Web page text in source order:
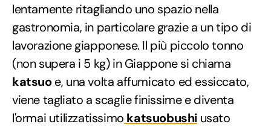
lentamente ritagliando uno spazio nella
gastronomia, in particolare grazie a un tipo di
lavorazione giapponese. Il più piccolo tonno
(non supera i 5 kg) in Giappone si chiama
katsuoe, una volta affumicato ed essiccato,
viene tagliato a scaglie finissime e diventa
l'ormai utilizzatissimo katsuobushi usato